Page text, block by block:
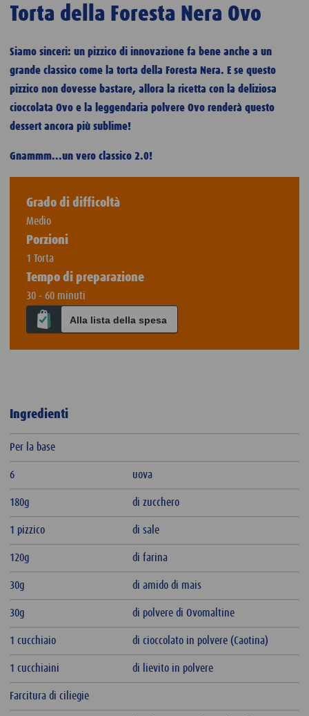
Torta della Foresta Nera Ovo
Siamo sinceri: un pizzico di innovazione fa bene anche a un
grande classico come la torta della Foresta Nera. E se questo
pizzico non dovesse bastare, allora la ricetta con la deliziosa
cioccolata Ovo e la leggendaria polvere Ovo renderà questo
dessert ancora più sublime!
Gnammm...un vero classico 2.0!
Grado di difficoltà
Medio
Porzioni
1 Torta
Tempo di preparazione
30 - 60 minuti
Alla lista della spesa
Ingredienti
Per la base
6 uova
180g di zucchero
1 pizzico di sale
120g di farina
30g di amido di mais
30g di polvere di Ovomaltine
1 cucchiaio di cioccolato in polvere (Caotina)
1 cucchiaini di lievito in polvere
Farcitura di ciliegie